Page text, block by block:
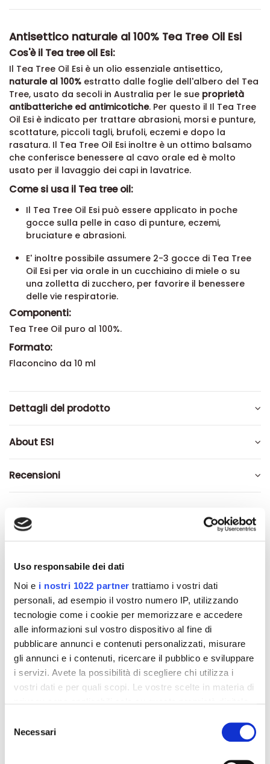
Uso responsabile dei dati
Noi e i nostri 1022 partner trattiamo i vostri dati
personali, ad esempio il vostro numero IP, utilizzando
tecnologie come i cookie per memorizzare e accedere
alle informazioni sul vostro dispositivo al fine di
pubblicare annunci e contenuti personalizzati, misurare
gli annunci e i contenuti, ricercare il pubblico e sviluppare
i servizi. Avete la possibilità di scegliere chi utilizza i
vostri dati e per quali scopi. Le vostre scelte in materia di
modificare o revocare il proprio consenso in qualsiasi
momento dalla Dichiarazione sui cookie o facendo clic
delNecessari
Antisettico naturale al 100% Tea Tree Oil Esi
Cos'è il Tea tree oil Esi:
Il Tea Tree Oil Esi è un olio essenziale antisettico,
naturale al 100% estratto dalle foglie dell'albero del Tea
Tree, usato da secoli in Australia per le sue proprietà
antibatteriche ed antimicotiche. Per questo il Il Tea Tree
Oil Esi è indicato per trattare abrasioni, morsi e punture,
scottature, piccoli tagli, brufoli, eczemi e dopo la
rasatura. Il Tea Tree Oil Esi inoltre è un ottimo balsamo
che conferisce benessere al cavo orale ed è molto
usato per il lavaggio dei capi in lavatrice.
Come si usa il Tea tree oil:
Il Tea Tree Oil Esi può essere applicato in poche
gocce sulla pelle in caso di punture, eczemi,
bruciature e abrasioni.
E' inoltre possibile assumere 2-3 gocce di Tea Tree
Oil Esi per via orale in un cucchiaino di miele o su
una zolletta di zucchero, per favorire il benessere
delle vie respiratorie.
Componenti:
Tea Tree Oil puro al 100%.
Formato:
Flaconcino da 10 ml
Dettagli del prodotto
About ESI
Recensioni
interessarti
-42% -42%